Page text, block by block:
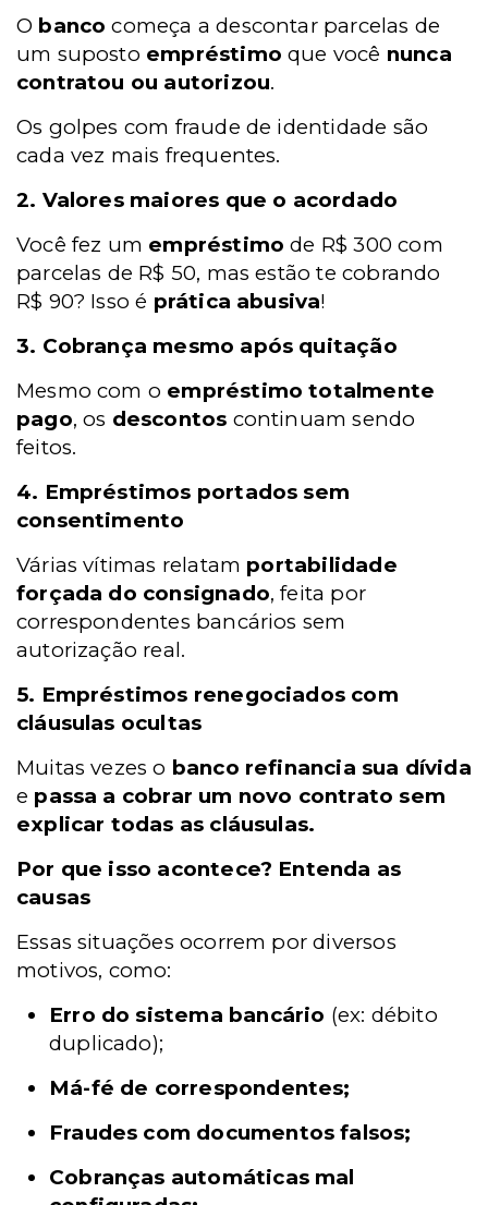
O banco começa a descontar parcelas de
um suposto empréstimo que você nunca
contratou ou autorizou.
Os golpes com fraude de identidade são
cada vez mais frequentes.
2. Valores maiores que o acordado
Você fez um empréstimo de R$ 300 com
parcelas de R$ 50, mas estão te cobrando
R$ 90? Isso é prática abusiva!
3. Cobrança mesmo após quitação
Mesmo com o empréstimo totalmente
pago, os descontos continuam sendo
feitos.
4. Empréstimos portados sem
consentimento
Várias vítimas relatam portabilidade
forçada do consignado, feita por
correspondentes bancários sem
autorização real.
5. Empréstimos renegociados com
cláusulas ocultas
Muitas vezes o banco refinancia sua dívida
e passa a cobrar um novo contrato sem
explicar todas as cláusulas.
Por que isso acontece? Entenda as
causas
Essas situações ocorrem por diversos
motivos, como:
Erro do sistema bancário (ex: débito
duplicado);
Má-fé de correspondentes;
Fraudes com documentos falsos;
Cobranças automáticas mal